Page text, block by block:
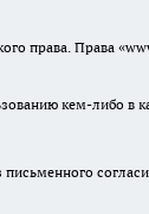
права. Права
кем-либо